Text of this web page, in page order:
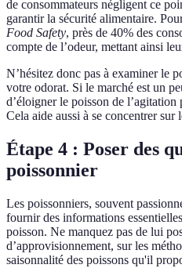
de consommateurs négligent ce
garantir la sécurité alimentaire.
Food Safety, près de 40% des
compte de l’odeur, mettant ainsi
N’hésitez donc pas à examiner le
votre odorat. Si le marché est un
d’éloigner le poisson de
Cela aide aussi à se concentrer sur
Étape 4 : Poser des
poissonnier
Les poissonniers, souvent
fournir des informations
poisson. Ne manquez pas de lui
d’approvisionnement, sur les
saisonnalité des poissons qu'il